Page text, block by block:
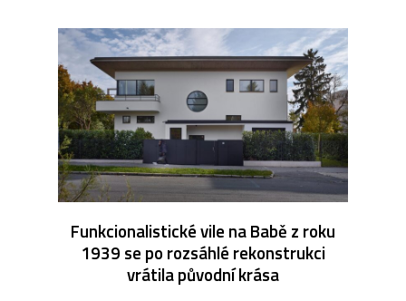
Funkcionalistické vile na Babě z roku
1939 se po rozsáhlé rekonstrukci
vrátila původní krása